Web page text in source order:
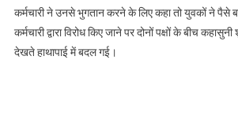
कर्मचारी ने उनसे भुगतान करने के लिए कहा तो युवकों ने पैसे
कर्मचारी द्वारा विरोध किए जाने पर दोनों पक्षों के बीच
देखते हाथापाई में बदल गई।